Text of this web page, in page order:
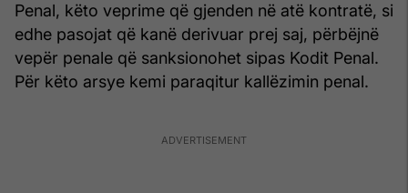
Penal, këto veprime që gjenden në atë kontratë, si
edhe pasojat që kanë derivuar prej saj, përbëjnë
vepër penale që sanksionohet sipas Kodit Penal.
Për këto arsye kemi paraqitur kallëzimin penal.